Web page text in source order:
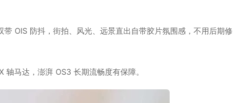
OIS 防抖，街拍、风光、远景直出自带胶片氛围感，不用后期修
马达，澎湃 OS3 长期流畅度有保障。